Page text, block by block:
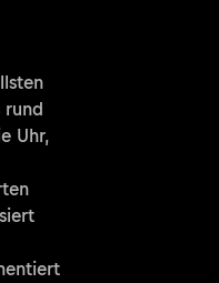
rund
Uhr,